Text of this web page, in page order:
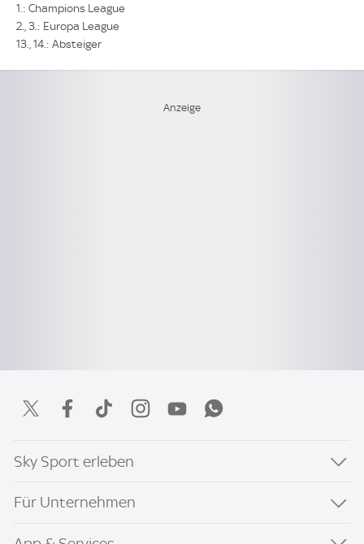
1.: Champions League
2., 3.: Europa League
13., 14.: Absteiger
Sky Sport erleben
Für Unternehmen